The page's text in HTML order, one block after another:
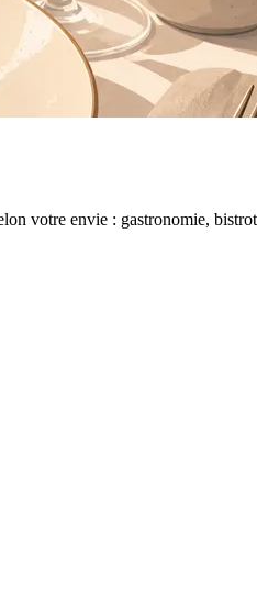
votre envie : gastronomie,